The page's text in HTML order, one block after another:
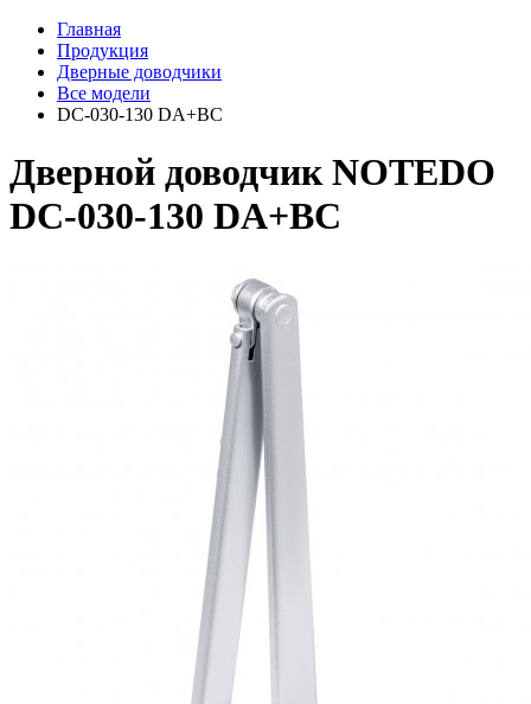
Главная
Продукция
Дверные доводчики
Все модели
DC-030-130 DA+BC
Дверной доводчик NOTEDO
DC-030-130 DA+BC